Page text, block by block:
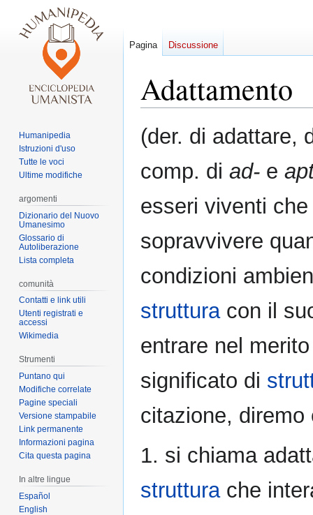
Adattamento
Vai
alla
Vai
alla
(der. di adattare,
comp. di ad- e
esseri viventi
sopravvivere
condizioni
strutturacon il
entrare nel
significato di
citazione, diremo
1. si chiama
strutturache
Pagina Discussione
Humanipedia
Istruzioni d'uso
Tutte le voci
Ultime modifiche
argomenti
Dizionario del Nuovo
Umanesimo
Glossario di
Autoliberazione
Lista completa
comunità
Contatti e link utili
Utenti registrati e
accessi
Wikimedia
Strumenti
Puntano qui
Modifiche correlate
Pagine speciali
Versione stampabile
Link permanente
Informazioni pagina
Cita questa pagina
In altre lingue
Español
English